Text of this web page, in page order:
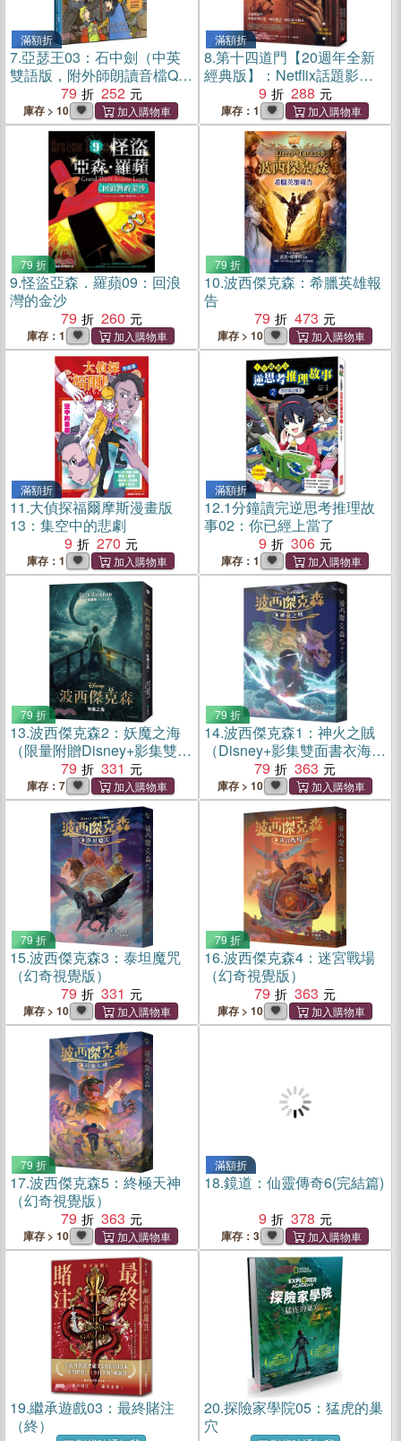
滿額折
7.亞瑟王03：石中劍（中英
雙語版，附外師朗讀音檔QR
79 252
庫存 > 10
滿額折
8.第十四道門【20週年全新
經典版】：Netflix話題影集
《睡魔》原著作者、奇幻文
學大師尼爾．蓋曼最知名的
代表作！
9 288
庫存：1
79 折
9.怪盜亞森．羅蘋09：回浪
灣的金沙
79
260
庫存：1
79 折
10.波西傑克森：希臘英雄報
告
79
473
庫存 > 10
滿額折
11.大偵探福爾摩斯漫畫版
13：集空中的悲劇
9
270
庫存：1
滿額折
12.1分鐘讀完逆思考推理故
事02：你已經上當了
9
306
庫存：1
79 折
13.波西傑克森2：妖魔之海
（限量附贈Disney+影集雙面
書衣海報）
79 331
庫存：7
79 折
14.波西傑克森1：神火之賊
（Disney+影集雙面書衣海報
79 363
庫存 > 10
79 折
15.波西傑克森3：泰坦魔咒
（幻奇視覺版）
79
331
庫存 > 10
79 折
16.波西傑克森4：迷宮戰場
（幻奇視覺版）
79
363
庫存 > 10
79 折
17.波西傑克森5：終極天神
（幻奇視覺版）
79
363
庫存 > 10
滿額折
18.鏡道：仙靈傳奇6(完結篇)
9
378
庫存：3
19.繼承遊戲03：最終賭注
（終）
20.探險家學院05：猛虎的巢
穴